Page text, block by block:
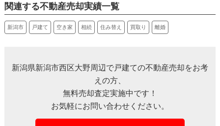
関連する不動産売却実績一覧
新潟市 戸建て 空き家 相続 住み替え 買取り 離婚
新潟県新潟市⻄区⼤野周辺で戸建ての不動産売却をお考
えの方、
無料売却査定実施中です！
お気軽にお問い合わせください。